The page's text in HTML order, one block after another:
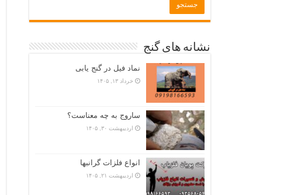
نشانه های گنج
نماد فیل در گنج یابی
خرداد ۱۳, ۱۴۰۵
ساروج به چه معناست؟
اردیبهشت ۳۰, ۱۴۰۵
انواع فلزات گرانبها
اردیبهشت ۲۱, ۱۴۰۵